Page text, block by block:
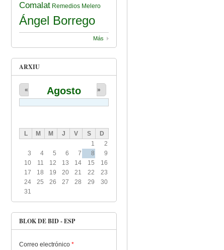
Comalat Remedios Melero
Ángel Borrego
Más
ARXIU
Agosto
« »
L M M J V S
D
1
2
3
4 5 6 7 8
9
10
11 12 13 14 15
16
17
18 19 20 21 22
23
24
25 26 27 28 29
30
31
BLOK DE BID - ESP
Correo electrónico *